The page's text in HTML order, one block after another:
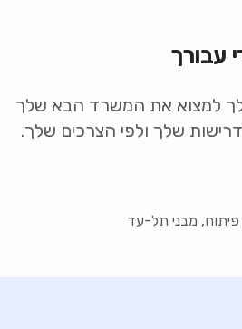
עבורך
לך למצוא את המשרד הבא שלך
שלך ולפי הצרכים שלך.